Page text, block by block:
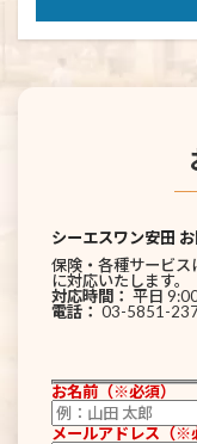
シーエスワン安田
保険・各種サービ
に対応いたします。
対応時間： 平日
電話： 03-5851-
お名前（※必須）
メールアドレス（※